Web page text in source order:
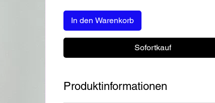
In den Warenkorb
Sofortkauf
Produktinformationen